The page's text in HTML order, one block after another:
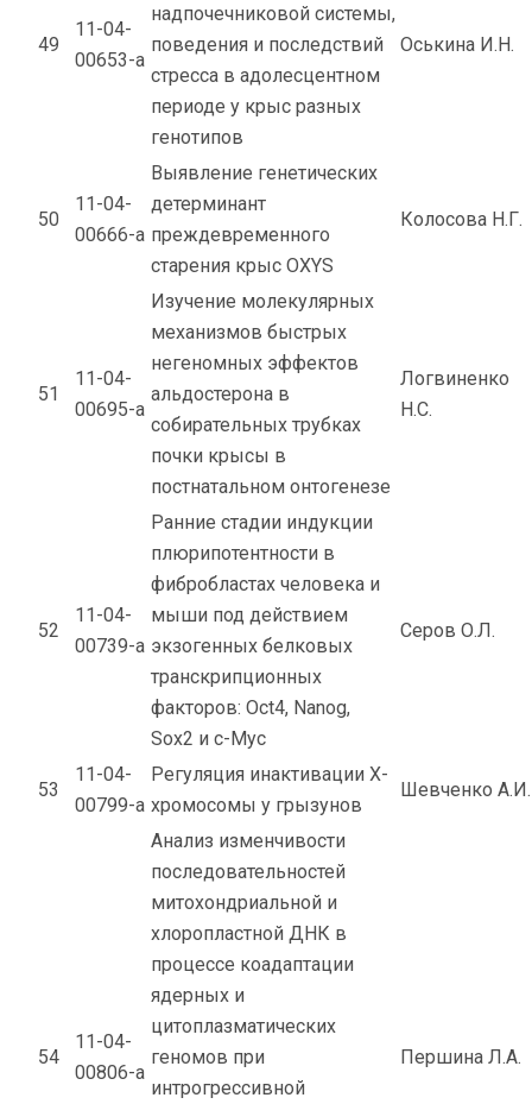
49
11-04-
00653-а
надпочечниковой системы,
поведения и последствий
стресса в адолесцентном
периоде у крыс разных
генотипов
Оськина И.Н.
50
11-04-
00666-а
Выявление генетических
детерминант
преждевременного
старения крыс OXYS
Колосова Н.Г.
51
11-04-
00695-а
Изучение молекулярных
механизмов быстрых
негеномных эффектов
альдостерона в
собирательных трубках
почки крысы в
постнатальном онтогенезе
Логвиненко
Н.С.
52
11-04-
00739-а
Ранние стадии индукции
плюрипотентности в
фибробластах человека и
мыши под действием
экзогенных белковых
транскрипционных
факторов: Oct4, Nanog,
Sox2 и c-Myc
Серов О.Л.
53
11-04-
00799-а
Регуляция инактивации Х-
хромосомы у грызунов
Шевченко А.И.
54
11-04-
00806-а
Анализ изменчивости
последовательностей
митохондриальной и
хлоропластной ДНК в
процессе коадаптации
ядерных и
цитоплазматических
геномов при
интрогрессивной
Першина Л.А.